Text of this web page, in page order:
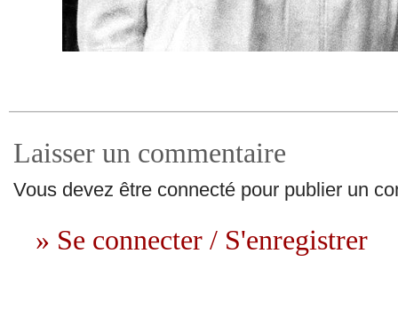
Laisser un commentaire
Vous devez être connecté pour publier un
» Se connecter / S'enregistrer